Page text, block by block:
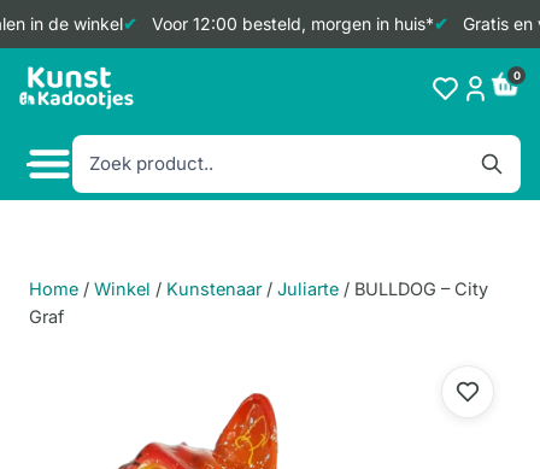
in de winkel Voor 12:00 besteld, morgen in huis* Gratis en
Doorgaan
naar
0
Home / Winkel / Kunstenaar / Juliarte / BULLDOG – City
Graf